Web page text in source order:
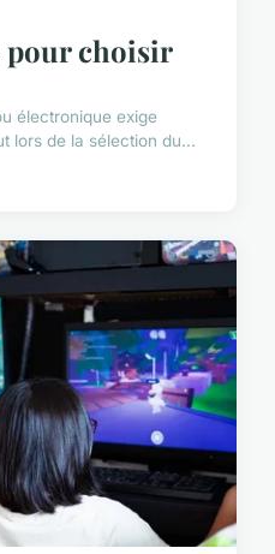
pour choisir
électronique exige
lors de la sélection du...